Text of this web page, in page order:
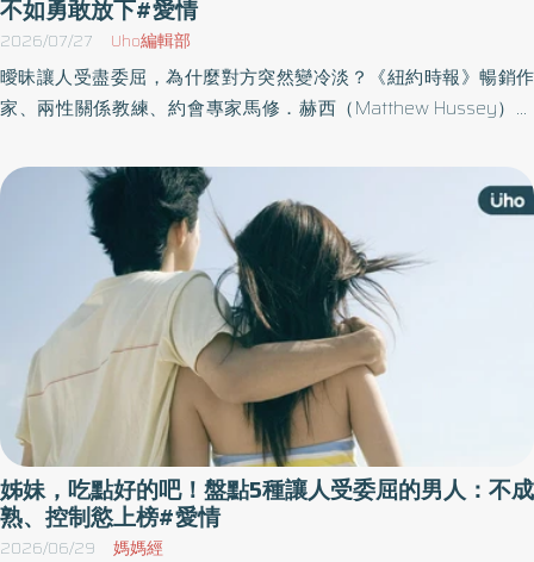
不如勇敢放下#愛情
2026/07/27 Uho編輯部
曖昧讓人受盡委屈，為什麼對方突然變冷淡？《紐約時報》暢銷作
家、兩性關係教練、約會專家馬修．赫西（Matthew Hussey）於
題，包括為什麼總是愛錯人？離不開愛人怎麼辦？幫助讀者培養自
信，找到自己理想中的愛情，並開始熱愛生活。以下為原書摘文：
姊妹，吃點好的吧！盤點5種讓人受委屈的男人：不成
熟、控制慾上榜#愛情
2026/06/29 媽媽經